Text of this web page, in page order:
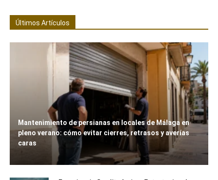
Últimos Artículos
Mantenimiento de persianas en locales de Málaga en
pleno verano: cómo evitar cierres, retrasos y averías
caras